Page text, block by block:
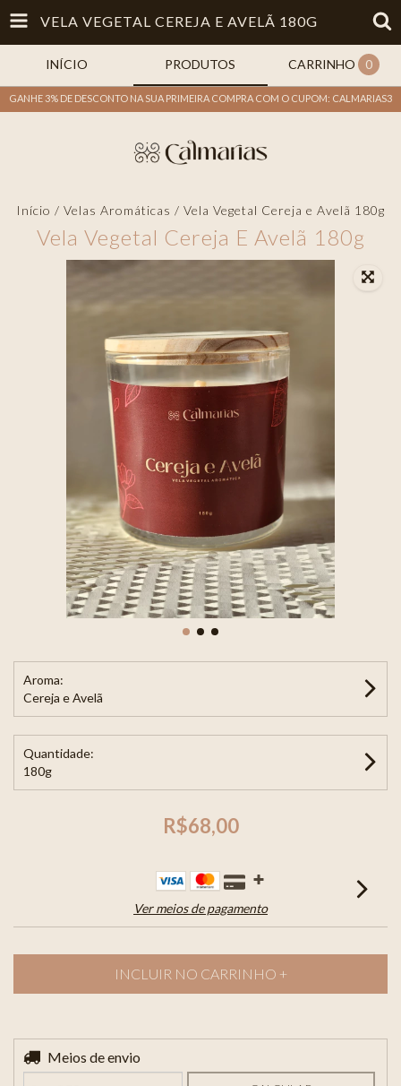
VELA VEGETAL CEREJA E AVELÃ 180G
INÍCIO PRODUTOS CARRINHO 0
GANHE 3% DE DESCONTO NA SUA PRIMEIRA COMPRA COM O CUPOM: CALMARIAS3
Início / Velas Aromáticas / Vela Vegetal Cereja e Avelã 180g
Vela Vegetal Cereja E Avelã 180g
Aroma:
Cereja e Avelã
Quantidade:
180g
R$68,00
Ver meios de pagamento
Entregas para o CEP:
Meios de envio